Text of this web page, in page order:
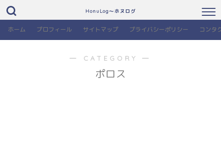
HonuLog～ホヌログ
ホーム プロフィール サイトマップ プライバシーポリシー コンタ
― CATEGORY ―
ポロス